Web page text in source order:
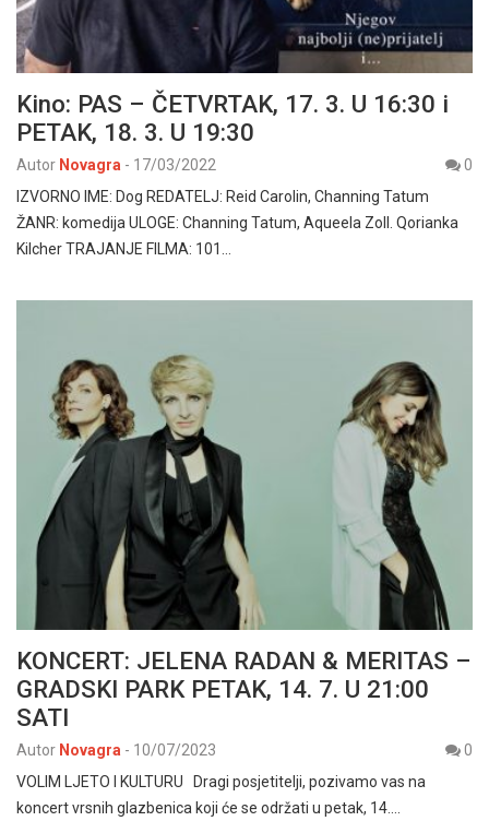
Kino: PAS – ČETVRTAK, 17. 3. U 16:30 i
PETAK, 18. 3. U 19:30
Autor Novagra - 17/03/2022
0
IZVORNO IME: Dog REDATELJ: Reid Carolin, Channing Tatum
ŽANR: komedija ULOGE: Channing Tatum, Aqueela Zoll. Qorianka
Kilcher TRAJANJE FILMA: 101…
KONCERT: JELENA RADAN & MERITAS –
GRADSKI PARK PETAK, 14. 7. U 21:00
SATI
Autor Novagra - 10/07/2023
0
VOLIM LJETO I KULTURU Dragi posjetitelji, pozivamo vas na
koncert vrsnih glazbenica koji će se održati u petak, 14.…